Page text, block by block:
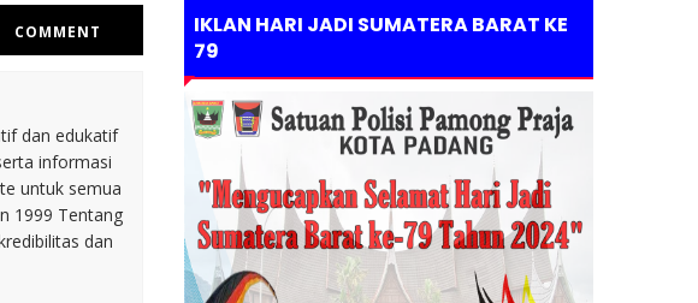
COMMENT
dan edukatif
informasi
untuk semua
1999 Tentang
dan
IKLAN HARI JADI SUMATERA BARAT KE
79